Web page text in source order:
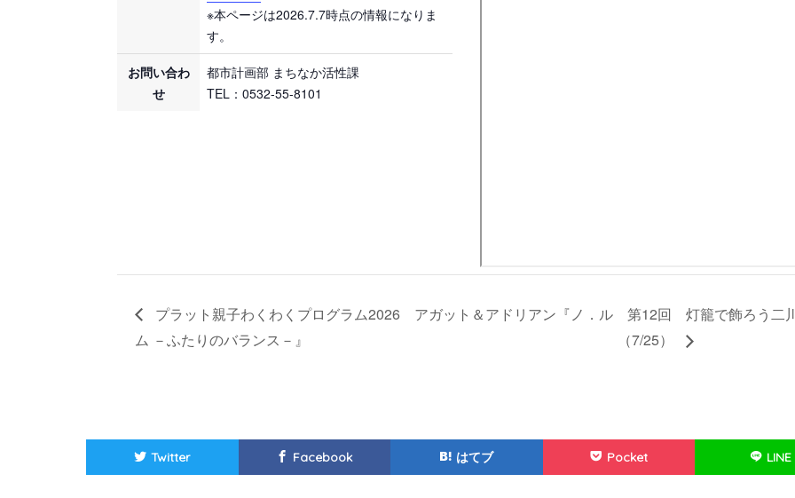
※本ページは2026.7.7時点の情報になりま
す。
お問い合わ
せ
都市計画部 まちなか活性課
TEL：0532-55-8101
プラット親子わくわくプログラム2026 アガット＆アドリアン『ノ．ル
ム －ふたりのバランス－』
第12回 灯籠で飾ろう二
（7/25）
Twitter Facebook はてブ Pocket LINE